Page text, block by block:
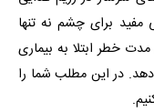
مفید برای چشم نه تنها
خطر ابتلا به بیماری
در این مطلب شما را